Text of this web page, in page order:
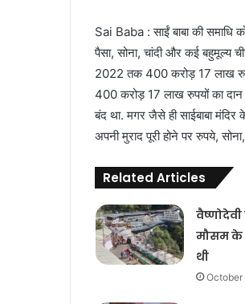
Sai Baba : साईं बाबा की समाधि
पैसा, सोना, चांदी और कई बहुमूल्य
2022 तक 400 करोड़ 17 लाख
400 करोड़ 17 लाख रुपयों का दान
बंद था. मगर जैसे ही साईबाबा
अपनी मुराद पूरी होने पर रुपये,
Related Articles
मौसम के
थी
October